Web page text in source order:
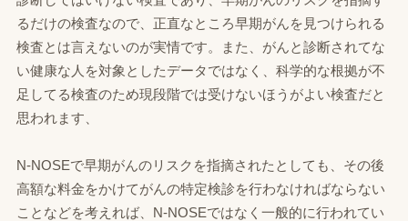
るだけの検査なので、正直なところ早期がんを見つけられる
検査とは言えないのが実情です。また、がんと診断されてな
い健康な人を対象としたデータではなく、科学的な根拠が不
足してる検査のため現段階では受けないほうがよい検査だと
思われます、
N‐NOSEで早期がんのリスクを指摘されたとしても、その後
高額な料金をかけてがんの特定検診を行わなければならない
ことなどを考えれば、N‐NOSEではなく一般的に行われてい